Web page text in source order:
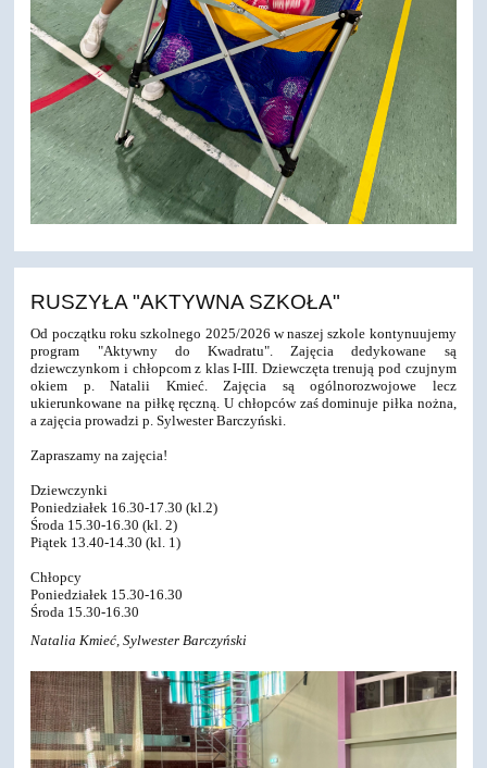
RUSZYŁA "AKTYWNA SZKOŁA"
Od początku roku szkolnego 2025/2026 w naszej szkole kontynuujemy
program "Aktywny do Kwadratu". Zajęcia dedykowane są
dziewczynkom i chłopcom z klas I-III. Dziewczęta trenują pod czujnym
okiem p. Natalii Kmieć. Zajęcia są ogólnorozwojowe lecz
ukierunkowane na piłkę ręczną. U chłopców zaś dominuje piłka nożna,
a zajęcia prowadzi p. Sylwester Barczyński.
Zapraszamy na zajęcia!
Dziewczynki
Poniedziałek 16.30-17.30 (kl.2)
Środa 15.30-16.30 (kl. 2)
Piątek 13.40-14.30 (kl. 1)
Chłopcy
Poniedziałek 15.30-16.30
Środa 15.30-16.30
Natalia Kmieć, Sylwester Barczyński